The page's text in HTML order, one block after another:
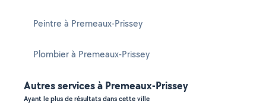
Peintre à Premeaux-Prissey
Plombier à Premeaux-Prissey
Autres services à Premeaux-Prissey
Ayant le plus de résultats dans cette ville